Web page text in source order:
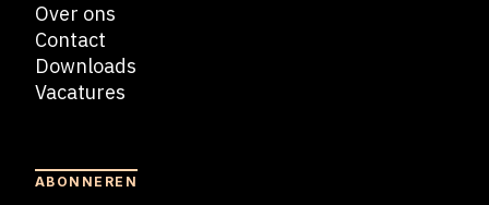
Over ons
Contact
Downloads
Vacatures
ABONNEREN